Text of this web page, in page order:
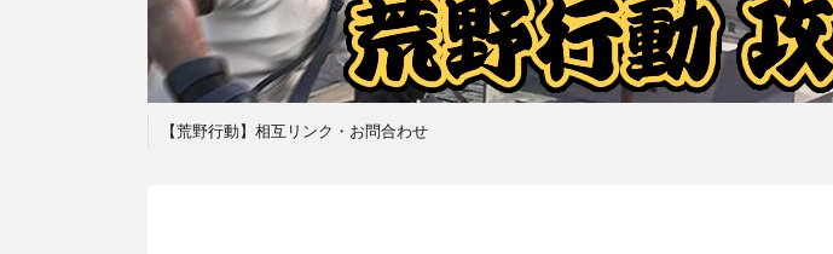
【荒野行動】相互リンク・お問合わせ